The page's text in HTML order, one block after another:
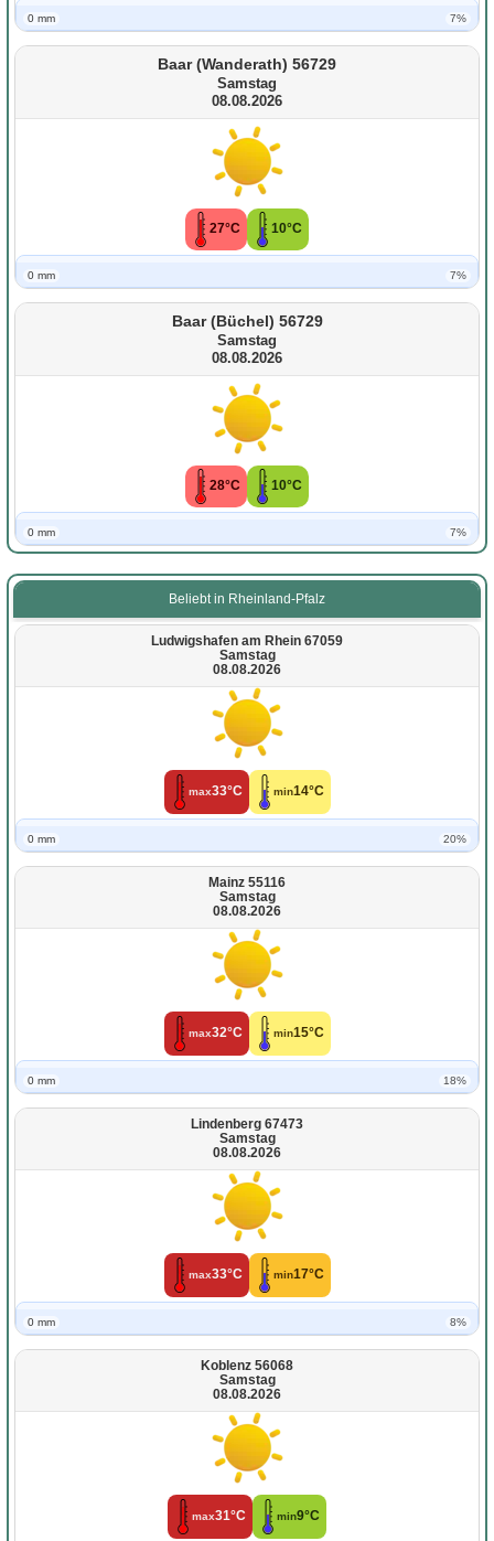
0 mm 7%
Baar (Wanderath) 56729
Samstag
08.08.2026
27°C 10°C
0 mm 7%
Baar (Büchel) 56729
Samstag
08.08.2026
28°C 10°C
0 mm 7%
Beliebt in Rheinland-Pfalz
Ludwigshafen am Rhein 67059
Samstag
08.08.2026
max33°C min14°C
0 mm 20%
Mainz 55116
Samstag
08.08.2026
max32°C min15°C
0 mm 18%
Lindenberg 67473
Samstag
08.08.2026
max33°C min17°C
0 mm 8%
Koblenz 56068
Samstag
08.08.2026
max31°C min9°C